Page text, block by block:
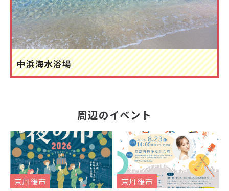
中浜海水浴場
周辺のイベント
京丹後市 京丹後市